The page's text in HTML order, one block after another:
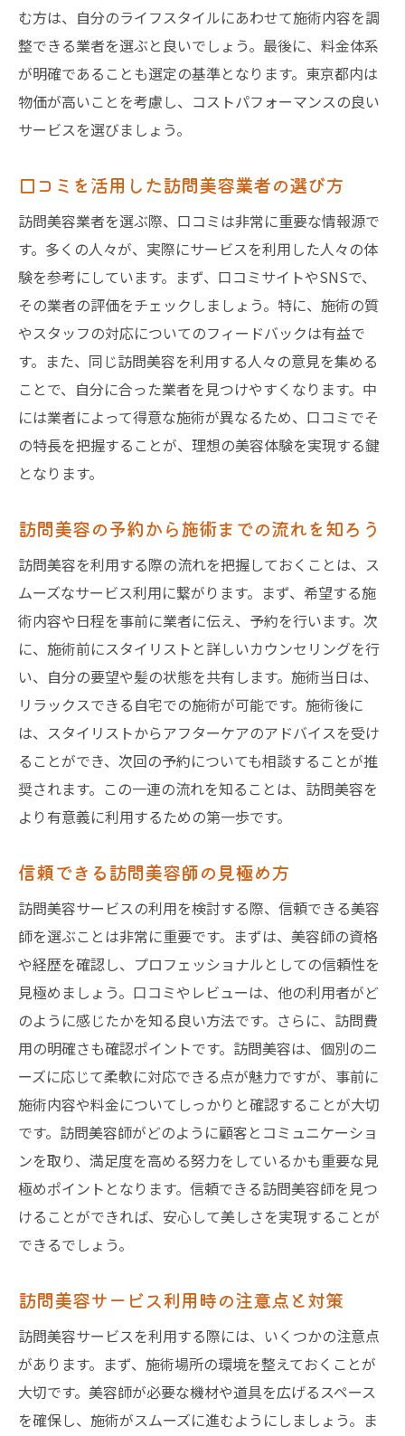
む方は、自分のライフスタイルにあわせて施術内容を調
整できる業者を選ぶと良いでしょう。最後に、料金体系
が明確であることも選定の基準となります。東京都内は
物価が高いことを考慮し、コストパフォーマンスの良い
サービスを選びましょう。
口コミを活用した訪問美容業者の選び方
訪問美容業者を選ぶ際、口コミは非常に重要な情報源で
す。多くの人々が、実際にサービスを利用した人々の体
験を参考にしています。まず、口コミサイトやSNSで、
その業者の評価をチェックしましょう。特に、施術の質
やスタッフの対応についてのフィードバックは有益で
す。また、同じ訪問美容を利用する人々の意見を集める
ことで、自分に合った業者を見つけやすくなります。中
には業者によって得意な施術が異なるため、口コミでそ
の特長を把握することが、理想の美容体験を実現する鍵
となります。
訪問美容の予約から施術までの流れを知ろう
訪問美容を利用する際の流れを把握しておくことは、ス
ムーズなサービス利用に繋がります。まず、希望する施
術内容や日程を事前に業者に伝え、予約を行います。次
に、施術前にスタイリストと詳しいカウンセリングを行
い、自分の要望や髪の状態を共有します。施術当日は、
リラックスできる自宅での施術が可能です。施術後に
は、スタイリストからアフターケアのアドバイスを受け
ることができ、次回の予約についても相談することが推
奨されます。この一連の流れを知ることは、訪問美容を
より有意義に利用するための第一歩です。
信頼できる訪問美容師の見極め方
訪問美容サービスの利用を検討する際、信頼できる美容
師を選ぶことは非常に重要です。まずは、美容師の資格
や経歴を確認し、プロフェッショナルとしての信頼性を
見極めましょう。口コミやレビューは、他の利用者がど
のように感じたかを知る良い方法です。さらに、訪問費
用の明確さも確認ポイントです。訪問美容は、個別のニ
ーズに応じて柔軟に対応できる点が魅力ですが、事前に
施術内容や料金についてしっかりと確認することが大切
です。訪問美容師がどのように顧客とコミュニケーショ
ンを取り、満足度を高める努力をしているかも重要な見
極めポイントとなります。信頼できる訪問美容師を見つ
けることができれば、安心して美しさを実現することが
できるでしょう。
訪問美容サービス利用時の注意点と対策
訪問美容サービスを利用する際には、いくつかの注意点
があります。まず、施術場所の環境を整えておくことが
大切です。美容師が必要な機材や道具を広げるスペース
を確保し、施術がスムーズに進むようにしましょう。ま